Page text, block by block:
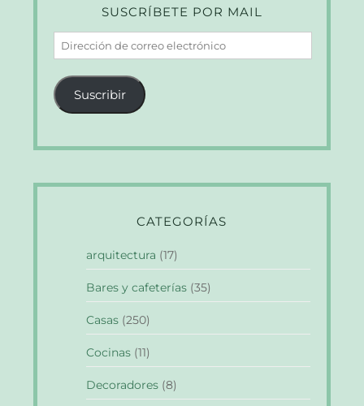
SUSCRÍBETE POR MAIL
Dirección
de
correo
electrónico
Suscribir
CATEGORÍAS
arquitectura (17)
Bares y cafeterías (35)
Casas (250)
Cocinas (11)
Decoradores (8)